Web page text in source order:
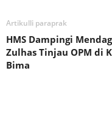
Artikulli paraprak
HMS Dampingi Mendag
Zulhas Tinjau OPM di
Bima